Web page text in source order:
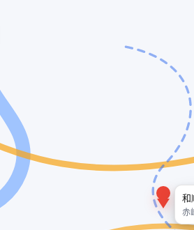
和
赤